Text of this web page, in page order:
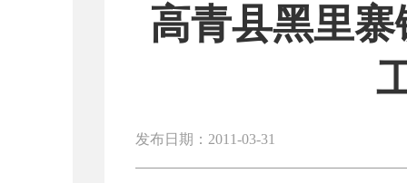
高青县黑里
发布日期：2011-03-31